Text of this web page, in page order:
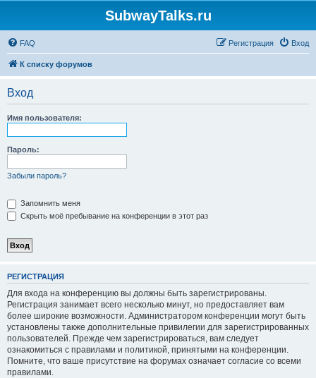
SubwayTalks.ru
FAQ Вход
Регистрация
К списку форумов
Вход
Имя пользователя:
Пароль:
Забыли пароль?
Запомнить меня
Скрыть моё пребывание на конференции в этот раз
РЕГИСТРАЦИЯ
Для входа на конференцию вы должны быть зарегистрированы.
Регистрация занимает всего несколько минут, но предоставляет вам
более широкие возможности. Администратором конференции могут быть
установлены также дополнительные привилегии для зарегистрированных
пользователей. Прежде чем зарегистрироваться, вам следует
ознакомиться с правилами и политикой, принятыми на конференции.
Помните, что ваше присутствие на форумах означает согласие со всеми
правилами.